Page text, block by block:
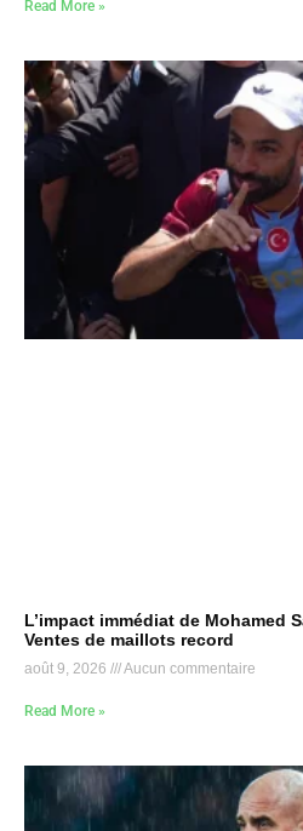
Read More »
L’impact immédiat de Mohamed
Ventes de maillots record
août 9, 2026 Aucun commentaire
Read More »